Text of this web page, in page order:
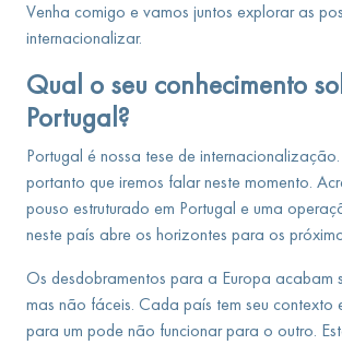
Venha comigo e vamos juntos explorar as
internacionalizar.
Qual o seu conhecimento
Portugal?
Portugal é nossa tese de
portanto que iremos falar neste momento.
pouso estruturado em Portugal e uma
neste país abre os horizontes para os
Os desdobramentos para a Europa acabam
mas não fáceis. Cada país tem seu contexto
para um pode não funcionar para o outro.